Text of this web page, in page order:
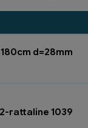
d=28mm
2-rattaline 1039